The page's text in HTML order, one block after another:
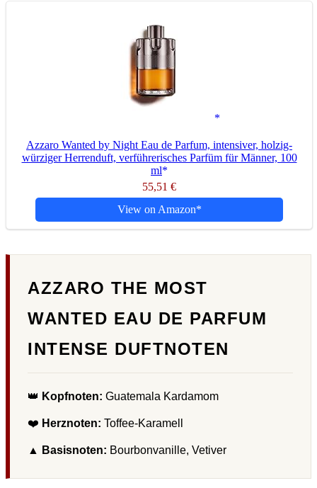
Azzaro Wanted by Night Eau de Parfum, intensiver, holzig-
würziger Herrenduft, verführerisches Parfüm für Männer, 100
ml
55,51 €
View on Amazon
AZZARO THE MOST
WANTED EAU DE PARFUM
INTENSE DUFTNOTEN
👑 Kopfnoten: Guatemala Kardamom
❤️ Herznoten: Toffee-Karamell
▲ Basisnoten: Bourbonvanille, Vetiver